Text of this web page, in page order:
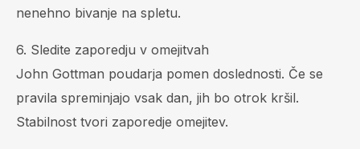
nenehno bivanje na spletu.
6. Sledite zaporedju v omejitvah
John Gottman poudarja pomen doslednosti. Če se
pravila spreminjajo vsak dan, jih bo otrok kršil.
Stabilnost tvori zaporedje omejitev.